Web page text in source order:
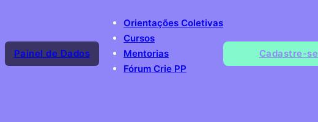
Painel de Dados
Orientações Coletivas
Cursos
Mentorias
Fórum Crie PP
Cadastre-se